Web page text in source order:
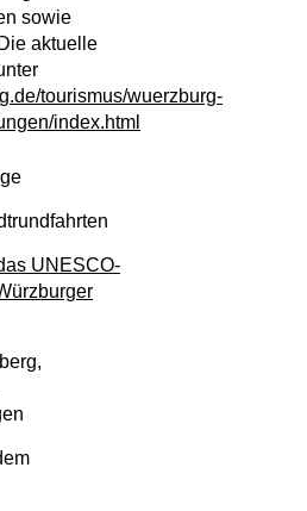
sowie
aktuelle
tourismus/wuerzburg-
index.html
UNESCO-